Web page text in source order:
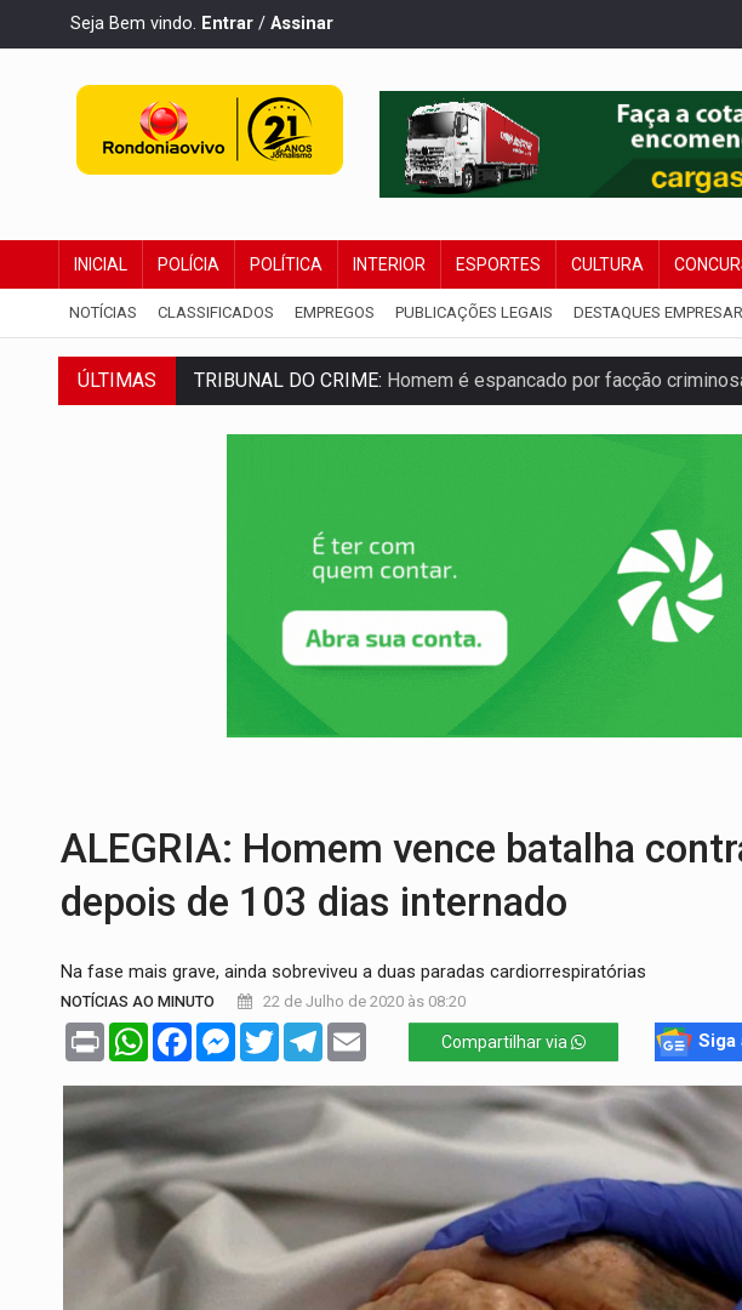
Seja Bem vindo. Entrar / Assinar
INICIAL POLÍCIA POLÍTICA INTERIOR ESPORTES CULTURA
NOTÍCIAS CLASSIFICADOS EMPREGOS PUBLICAÇÕES LEGAIS DESTAQUES
ÚLTIMAS TRIBUNAL DO CRIME: Homem é espancado por facção
VÍDEO:Perseguição é registrada no shopping após colombiana
REFLORESTAMENTO: Plantar árvores não será mais suficiente
OVNIS NA LUA:Cientistas alertam para possível base secreta
ACABOU COM PEUGEOT: Incêndio destrói carro que era
Ladrão é filmado furtando moto na frente do bar da
BOLSAS DE PESQUISA: Iniciativa Amazônia+10 lança chamada
ALEGRIA: Homem vence batalha
depois de 103 dias internado
Na fase mais grave, ainda sobreviveu a duas paradas cardiorrespiratórias
NOTÍCIAS AO MINUTO 22 de Julho de 2020 às 08:20
Print WhatsAppFacebookMessenger
TwitterTelegram Compartilhar via Siga